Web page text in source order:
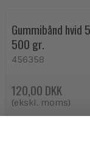
Gummibånd hvid
500 gr.
456358
120,00 DKK
(ekskl. moms)